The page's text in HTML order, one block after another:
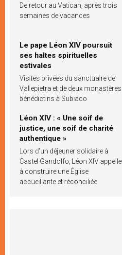
De retour au Vatican, après trois
semaines de vacances
Le pape Léon XIV poursuit
ses haltes spirituelles
estivales
Visites privées du sanctuaire de
Vallepietra et de deux monastères
bénédictins à Subiaco
Léon XIV : « Une soif de
justice, une soif de charité
authentique »
Lors d’un déjeuner solidaire à
Castel Gandolfo, Léon XIV appelle
à construire une Église
accueillante et réconciliée